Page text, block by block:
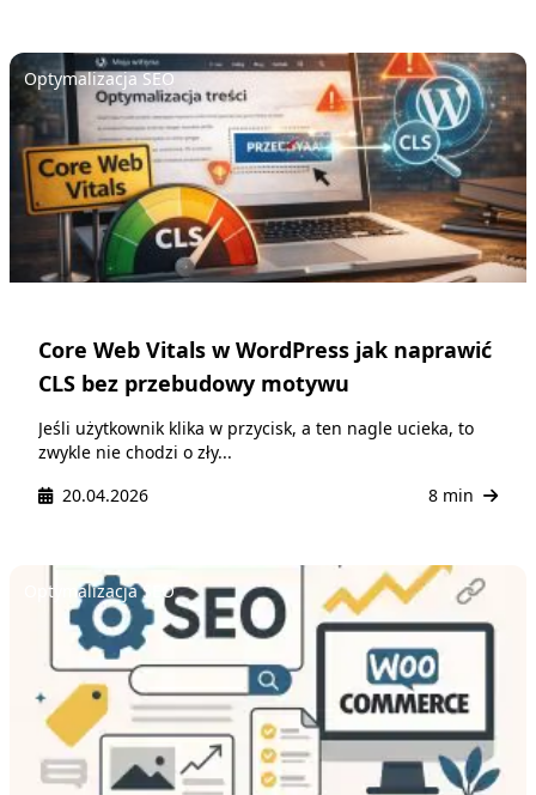
Optymalizacja SEO
Core Web Vitals w WordPress jak naprawić
CLS bez przebudowy motywu
Jeśli użytkownik klika w przycisk, a ten nagle ucieka, to
zwykle nie chodzi o zły...
20.04.2026
8 min
Optymalizacja SEO